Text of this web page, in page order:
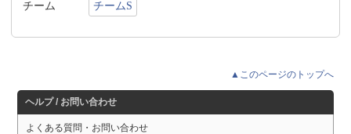
チーム チームS
▲このページのトップへ
ヘルプ / お問い合わせ
よくある質問・お問い合わせ